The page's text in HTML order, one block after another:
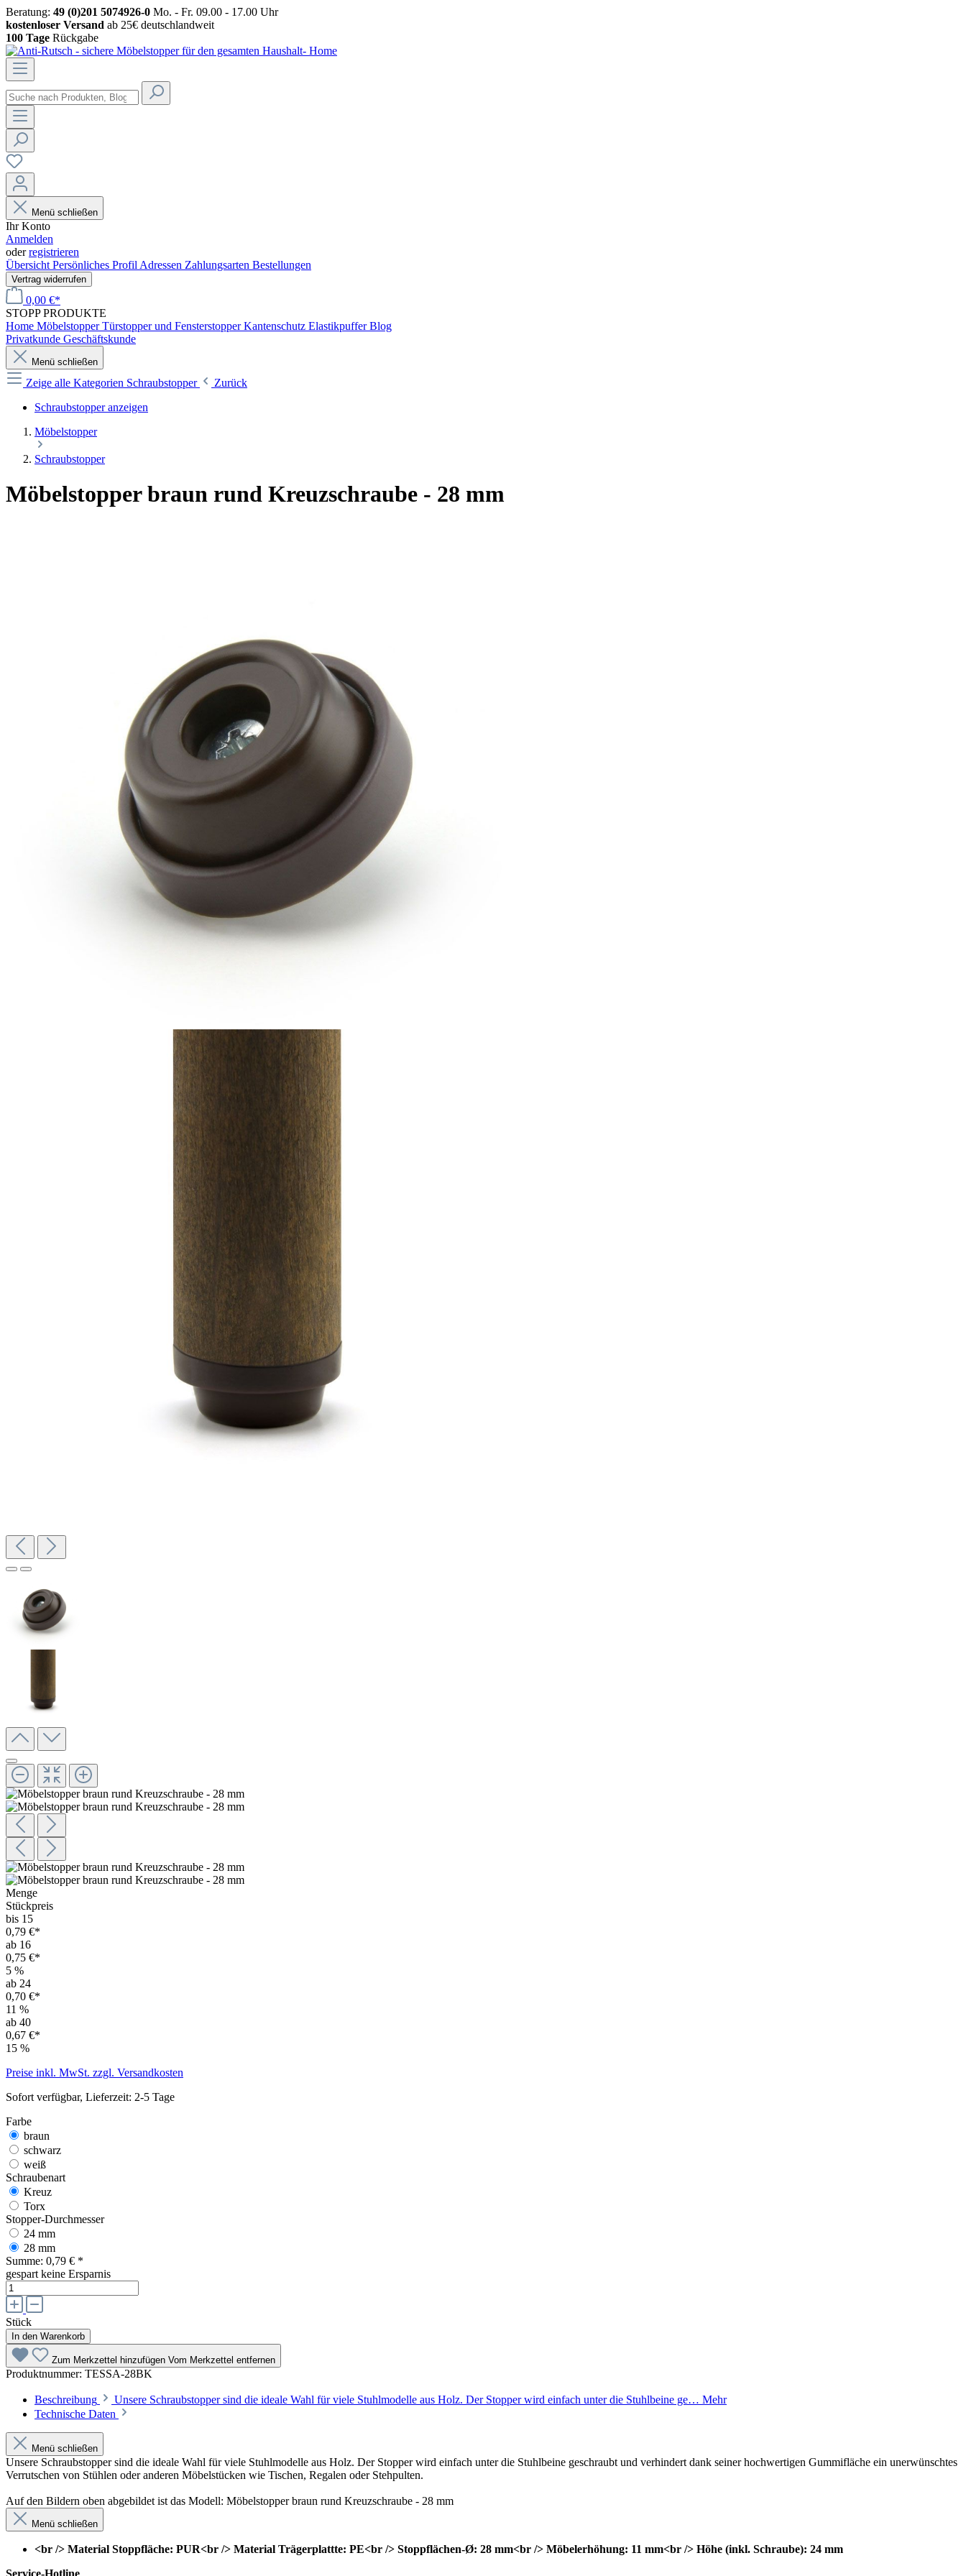
Beratung: 49 (0)201 5074926-0 Mo. - Fr. 09.00 - 17.00 Uhr
kostenloser Versand ab 25€ deutschlandweit
100 Tage Rückgabe
Menü schließen
Ihr Konto
Anmelden
oderregistrieren
Übersicht Persönliches Profil Adressen Zahlungsarten Bestellungen
Vertrag widerrufen
0,00 €*
STOPP PRODUKTE
Home Möbelstopper Türstopper und Fensterstopper Kantenschutz Elastikpuffer Blog
Privatkunde Geschäftskunde
Menü schließen
Zeige alle Kategorien Schraubstopper
Zurück
Schraubstopper anzeigen
Möbelstopper
Schraubstopper
Möbelstopper braun rund Kreuzschraube - 28 mm
Menge
Stückpreis
bis 15
0,79 €*
ab 16
0,75 €*
5 %
ab 24
0,70 €*
11 %
ab 40
0,67 €*
15 %
Preise inkl. MwSt. zzgl. Versandkosten
Sofort verfügbar, Lieferzeit: 2-5 Tage
Farbe
braun
schwarz
weiß
Schraubenart
Kreuz
Torx
Stopper-Durchmesser
24 mm
28 mm
Summe: 0,79 € *
gespart keine Ersparnis
Stück
In den Warenkorb
Zum Merkzettel hinzufügen Vom Merkzettel entfernen
Produktnummer: TESSA-28BK
Beschreibung Unsere Schraubstopper sind die ideale Wahl für viele Stuhlmodelle aus Holz. Der Stopper wird einfach unter die Stuhlbeine ge… Mehr
Technische Daten
Menü schließen
Unsere Schraubstopper sind die ideale Wahl für viele Stuhlmodelle aus Holz. Der Stopper wird einfach unter die Stuhlbeine geschraubt und verhindert dank seiner hochwertigen Gummifläche ein unerwünschtes
Verrutschen von Stühlen oder anderen Möbelstücken wie Tischen, Regalen oder Stehpulten.
Auf den Bildern oben abgebildet ist das Modell: Möbelstopper braun rund Kreuzschraube - 28 mm
Menü schließen
<br /> Material Stoppfläche: PUR<br /> Material Trägerplattte: PE<br /> Stoppflächen-Ø: 28 mm<br /> Möbelerhöhung: 11 mm<br /> Höhe (inkl. Schraube): 24 mm